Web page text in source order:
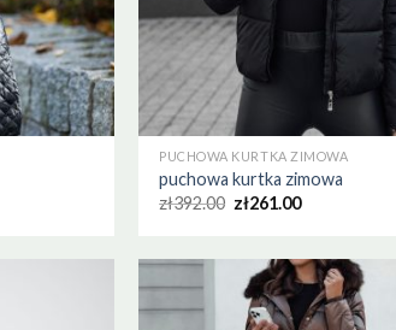
PUCHOWA KURTKA ZIMOWA
puchowa kurtka zimowa
zł392.00 zł261.00